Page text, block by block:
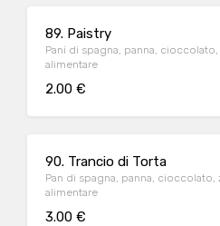
89. Paistry
Pani di spagna, panna,
alimentare
2.00 €
90. Trancio di Torta
Pan di spagna, panna,
alimentare
3.00 €